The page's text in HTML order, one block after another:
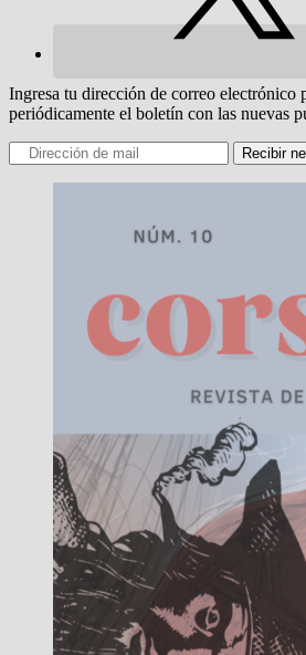
Ingresa tu dirección de correo electrónico
periódicamente el boletín con las nuevas
Recibir